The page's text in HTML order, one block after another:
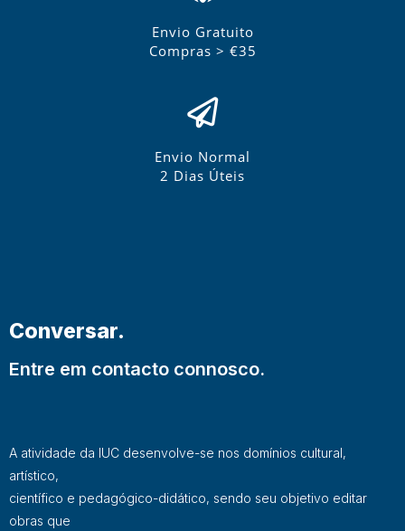
Envio Gratuito
Compras > €35
Envio Normal
2 Dias Úteis
Conversar.
Entre em contacto connosco.
A atividade da IUC desenvolve-se nos domínios cultural,
artístico,
científico e pedagógico-didático, sendo seu objetivo editar
obras que